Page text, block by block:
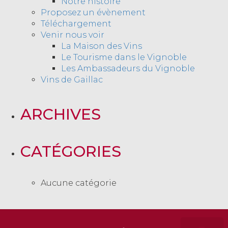
Proposez un évènement
Téléchargement
Venir nous voir
La Maison des Vins
Le Tourisme dans le Vignoble
Les Ambassadeurs du Vignoble
Vins de Gaillac
ARCHIVES
CATÉGORIES
Aucune catégorie